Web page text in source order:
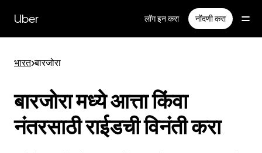
सामग्रीवरUber लॉग इन करा नोंदणी करा
भारत>बारजोरा
बारजोरा मध्ये आत्ता किंवा
नंतरसाठी राईडची विनंती करा